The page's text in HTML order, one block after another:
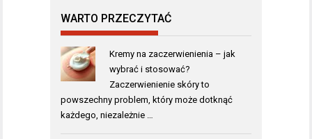
WARTO PRZECZYTAĆ
Kremy na zaczerwienienia – jak
wybrać i stosować?
Zaczerwienienie skóry to
powszechny problem, który może dotknąć
każdego, niezależnie …